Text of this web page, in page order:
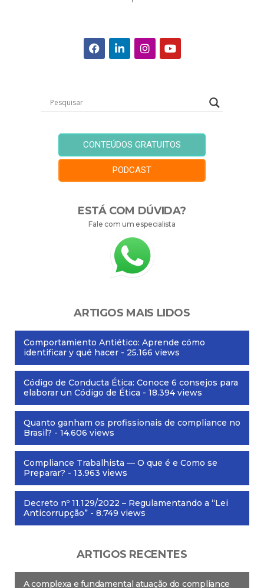
CONTEÚDOS GRATUITOS
PODCAST
ESTÁ COM DÚVIDA?
Fale com um especialista
ARTIGOS MAIS LIDOS
Comportamiento Antiético: Aprende cómo
identificar y qué hacer - 25.166 views
Código de Conducta Ética: Conoce 6 consejos para
elaborar un Código de Ética - 18.394 views
Quanto ganham os profissionais de compliance no
Brasil? - 14.606 views
Compliance Trabalhista — O que é e Como se
Preparar? - 13.963 views
Decreto nº 11.129/2022 – Regulamentando a “Lei
Anticorrupção” - 8.749 views
ARTIGOS RECENTES
A complexa e fundamental atuação do compliance